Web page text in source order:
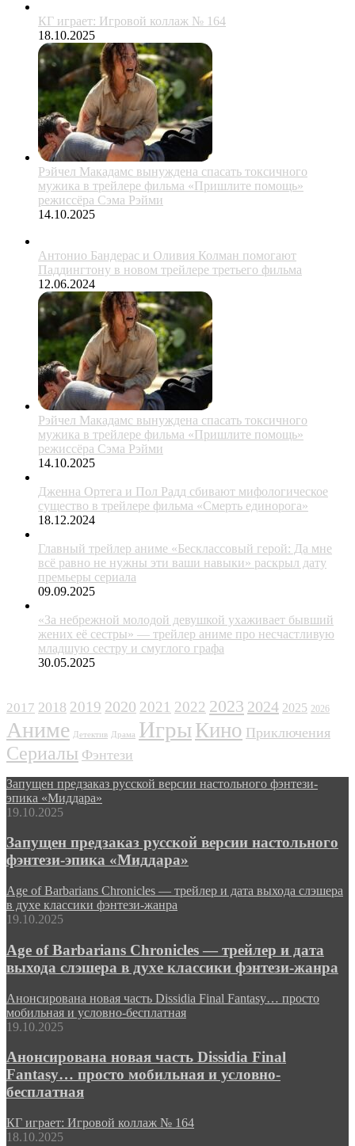
КГ играет: Игровой коллаж № 164
18.10.2025
Рэйчел Макадамс вынуждена спасать токсичного
мужика в трейлере фильма «Пришлите помощь»
режиссёра Сэма Рэйми
14.10.2025
Антонио Бандерас и Оливия Колман помогают
Паддингтону в новом трейлере третьего фильма
12.06.2024
Рэйчел Макадамс вынуждена спасать токсичного
мужика в трейлере фильма «Пришлите помощь»
режиссёра Сэма Рэйми
14.10.2025
Дженна Ортега и Пол Радд сбивают мифологическое
существо в трейлере фильма «Смерть единорога»
18.12.2024
Главный трейлер аниме «Бесклассовый герой: Да мне
всё равно не нужны эти ваши навыки» раскрыл дату
премьеры сериала
09.09.2025
«За небрежной молодой девушкой ухаживает бывший
жених её сестры» — трейлер аниме про несчастливую
младшую сестру и смуглого графа
30.05.2025
2017 2018 2019 2020 2021 2022 2023 2024 2025 2026
Аниме Детектив Драма ИгрыКино Приключения
Сериалы Фэнтези
Запущен предзаказ русской версии настольного фэнтези-
эпика «Миддара»
19.10.2025
Запущен предзаказ русской версии настольного
фэнтези-эпика «Миддара»
Age of Barbarians Chronicles — трейлер и дата выхода слэшера
в духе классики фэнтези-жанра
19.10.2025
Age of Barbarians Chronicles — трейлер и дата
выхода слэшера в духе классики фэнтези-жанра
Анонсирована новая часть Dissidia Final Fantasy… просто
мобильная и условно-бесплатная
19.10.2025
Анонсирована новая часть Dissidia Final
Fantasy… просто мобильная и условно-
бесплатная
КГ играет: Игровой коллаж № 164
18.10.2025